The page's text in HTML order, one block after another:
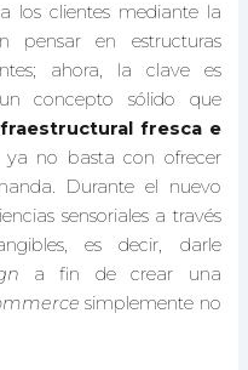
los clientes mediante la
pensar en estructuras
ahora, la clave es
concepto sólido que
fresca e
ya no basta con ofrecer
Durante el nuevo
sensoriales a través
es decir, darle
a fin de crear una
simplemente no